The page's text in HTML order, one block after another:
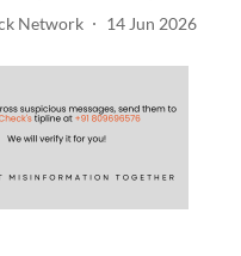
Network 14 Jun 2026